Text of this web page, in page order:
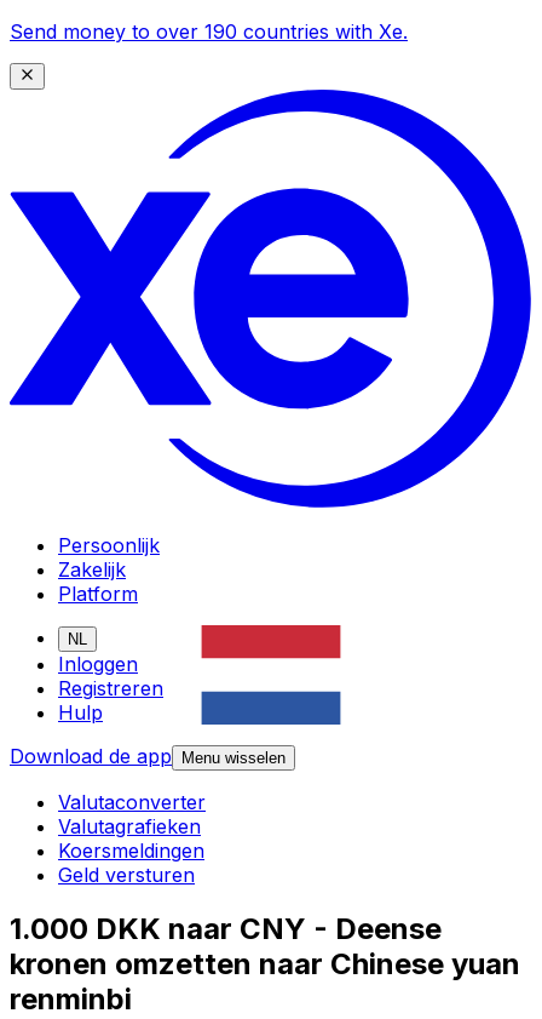
Send money to over 190 countries with Xe.
Persoonlijk
Zakelijk
Platform
NL
Inloggen
Registreren
Hulp
Download de app
Menu wisselen
Valutaconverter
Valutagrafieken
Koersmeldingen
Geld versturen
1.000 DKK naar CNY - Deense
kronen omzetten naar Chinese yuan
renminbi